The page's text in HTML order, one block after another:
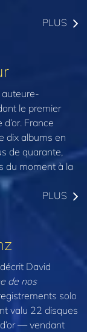
PLUS
auteure-
le premier
France
dix albums en
de quarante,
du moment à la
PLUS
David
de nos
solo
valu 22 disques
— vendant